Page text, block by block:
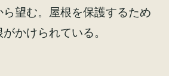
望む。屋根を保護するため
かけられている。